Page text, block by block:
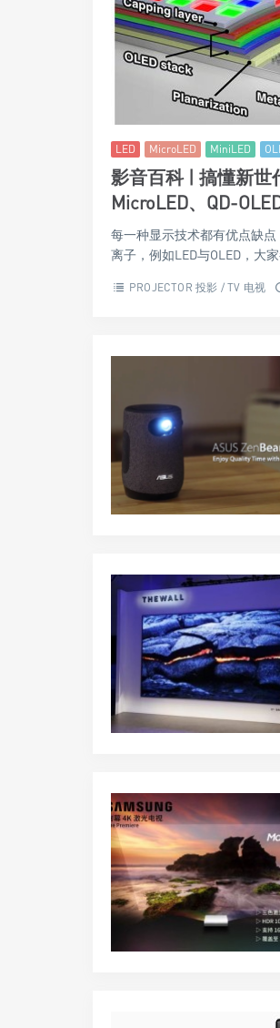
LED MicroLED MiniLED
影音百科 | 搞懂新世
MicroLED、QD-
每一种显示技术都有优点缺
离子，例如LED与OLED，大
PROJECTOR 投影 / TV 电视